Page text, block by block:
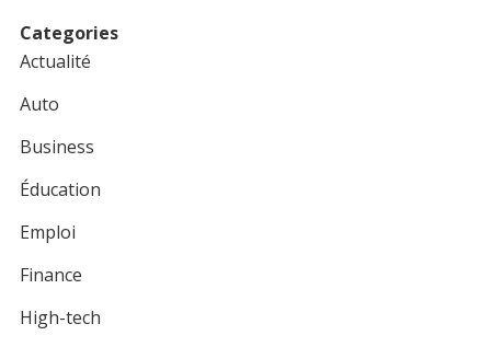
Categories
Actualité
Auto
Business
Éducation
Emploi
Finance
High-tech